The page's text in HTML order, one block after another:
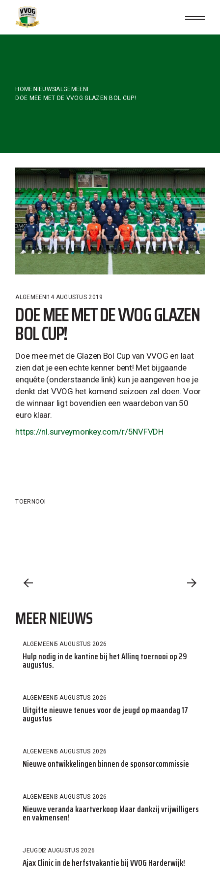
content
HOME NIEUWSALGEMEEN
DOE MEE MET DE VVOG GLAZEN BOL CUP!
ALGEMEEN14 AUGUSTUS 2019
DOE MEE MET DE VVOG GLAZEN
BOL CUP!
Doe mee met de Glazen Bol Cup van VVOG en laat
zien dat je een echte kenner bent! Met bijgaande
enquête (onderstaande link) kun je aangeven hoe je
denkt dat VVOG het komend seizoen zal doen. Voor
de winnaar ligt bovendien een waardebon van 50
euro klaar.
https://nl.surveymonkey.com/r/5NVFVDH
TOERNOOI
MEER NIEUWS
ALGEMEEN 5 AUGUSTUS 2026
Hulp nodig in de kantine bij het Allinq toernooi op 29
augustus.
ALGEMEEN 5 AUGUSTUS 2026
Uitgifte nieuwe tenues voor de jeugd op maandag 17
augustus
ALGEMEEN 5 AUGUSTUS 2026
Nieuwe ontwikkelingen binnen de sponsorcommissie
ALGEMEEN 3 AUGUSTUS 2026
Nieuwe veranda kaartverkoop klaar dankzij vrijwilligers
en vakmensen!
JEUGD2 AUGUSTUS 2026
Ajax Clinic in de herfstvakantie bij VVOG Harderwijk!